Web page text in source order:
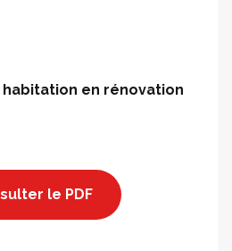
en rénovation
le PDF